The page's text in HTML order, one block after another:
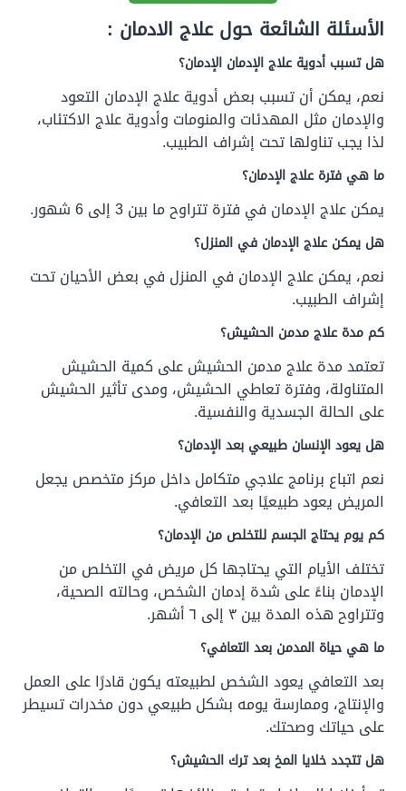
الأسئلة الشائعة حول علاج الادمان :
هل تسبب أدوية علاج الإدمان الإدمان؟
نعم، يمكن أن تسبب بعض أدوية علاج الإدمان التعود
والإدمان مثل المهدئات والمنومات وأدوية علاج الاكتئاب،
لذا يجب تناولها تحت إشراف الطبيب.
ما هي فترة علاج الإدمان؟
يمكن علاج الإدمان في فترة تتراوح ما بين 3 إلى 6 شهور.
هل يمكن علاج الإدمان في المنزل؟
نعم، يمكن علاج الإدمان في المنزل في بعض الأحيان تحت
إشراف الطبيب.
كم مدة علاج مدمن الحشيش؟
تعتمد مدة علاج مدمن الحشيش على كمية الحشيش
المتناولة، وفترة تعاطي الحشيش، ومدى تأثير الحشيش
على الحالة الجسدية والنفسية.
هل يعود الإنسان طبيعي بعد الإدمان؟
نعم اتباع برنامج علاجي متكامل داخل مركز متخصص يجعل
المريض يعود طبيعيًا بعد التعافي.
كم يوم يحتاج الجسم للتخلص من الإدمان؟
تختلف الأيام التي يحتاجها كل مريض في التخلص من
الإدمان بناءً على شدة إدمان الشخص، وحالته الصحية،
وتتراوح هذه المدة بين ٣ إلى ٦ أشهر.
ما هي حياة المدمن بعد التعافي؟
بعد التعافي يعود الشخص لطبيعته يكون قادرًا على العمل
والإنتاج، وممارسة يومه بشكل طبيعي دون مخدرات تسيطر
على حياتك وصحتك.
هل تتجدد خلايا المخ بعد ترك الحشيش؟